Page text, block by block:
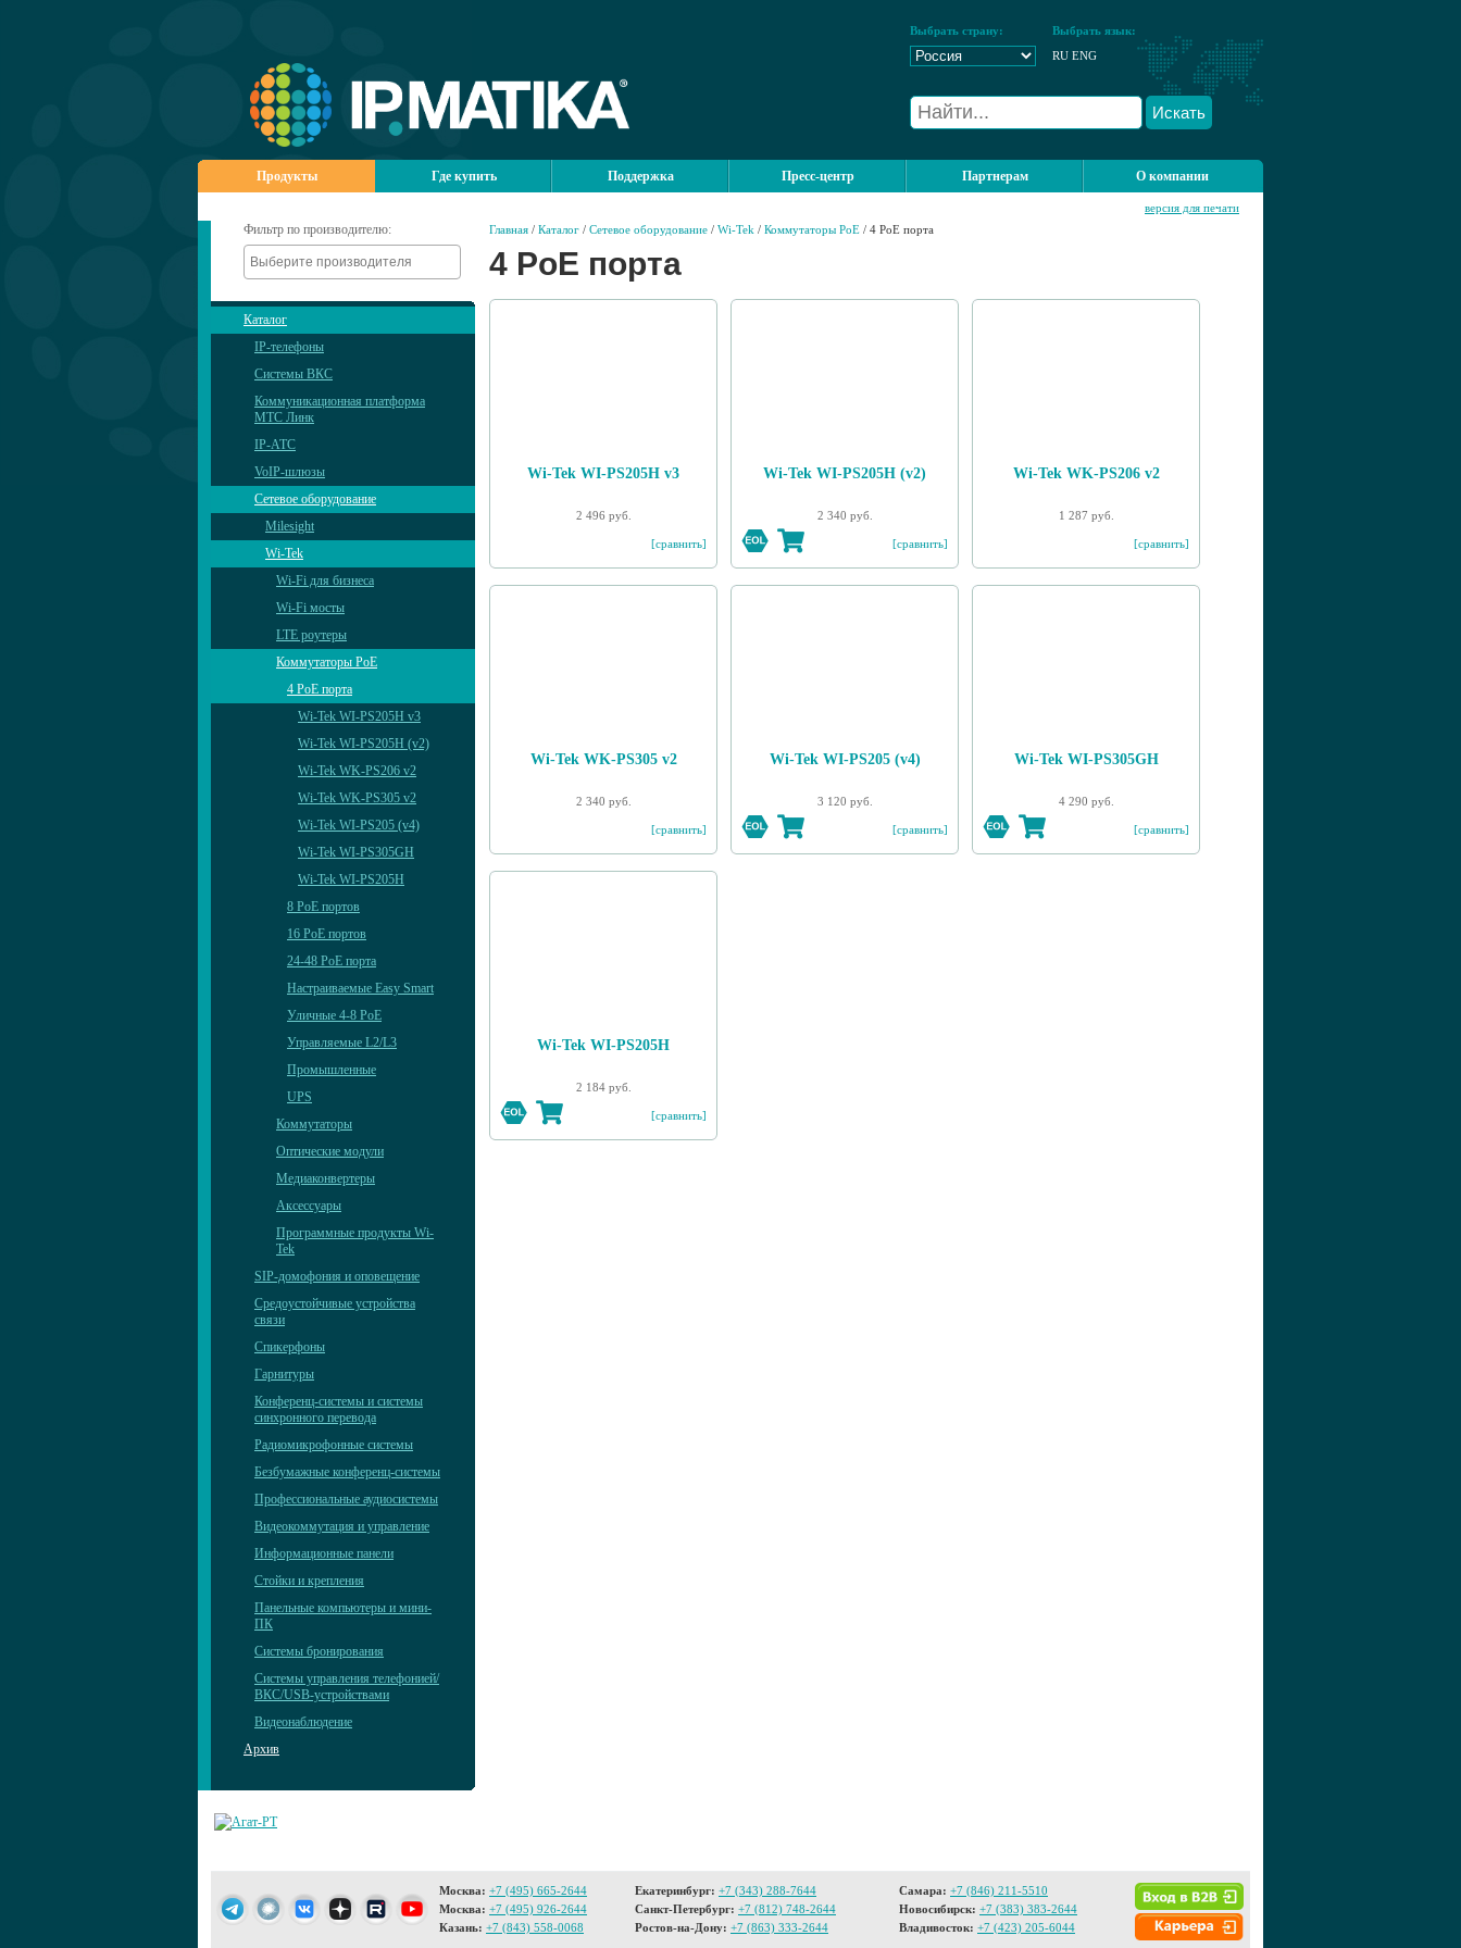
Выбрать страну:
Выбрать язык:
RU ENG
Искать
Продукты Где купить Поддержка Пресс-центр Партнерам О компании
Фильтр по производителю:
Каталог
IP-телефоны
Системы ВКС
Коммуникационная платформа
МТС Линк
IP-АТС
VoIP-шлюзы
Сетевое оборудование
Milesight
Wi-Tek
Wi-Fi для бизнеса
Wi-Fi мосты
LTE роутеры
Коммутаторы PoE
4 PoE порта
Wi-Tek WI-PS205H v3
Wi-Tek WI-PS205H (v2)
Wi-Tek WK-PS206 v2
Wi-Tek WK-PS305 v2
Wi-Tek WI-PS205 (v4)
Wi-Tek WI-PS305GH
Wi-Tek WI-PS205H
8 PoE портов
16 PoE портов
24-48 PoE порта
Настраиваемые Easy Smart
Уличные 4-8 PoE
Управляемые L2/L3
Промышленные
UPS
Коммутаторы
Оптические модули
Медиаконвертеры
Аксессуары
Программные продукты Wi-
Tek
SIP-домофония и оповещение
Средоустойчивые устройства
связи
Спикерфоны
Гарнитуры
Конференц-системы и системы
синхронного перевода
Радиомикрофонные системы
Безбумажные конференц-системы
Профессиональные аудиосистемы
Видеокоммутация и управление
Информационные панели
Стойки и крепления
Панельные компьютеры и мини-
ПК
Системы бронирования
Системы управления телефонией/
ВКС/USB-устройствами
Видеонаблюдение
Архив
Главная / Каталог / Сетевое оборудование / Wi-Tek / Коммутаторы PoE / 4 PoE порта
версия для печати
4 PoE порта
Wi-Tek WI-PS205H v3
2 496 руб.
[сравнить]
Wi-Tek WI-PS205H (v2)
2 340 руб.
[сравнить]
Wi-Tek WK-PS206 v2
1 287 руб.
[сравнить]
Wi-Tek WK-PS305 v2
2 340 руб.
[сравнить]
Wi-Tek WI-PS205 (v4)
3 120 руб.
[сравнить]
Wi-Tek WI-PS305GH
4 290 руб.
[сравнить]
Wi-Tek WI-PS205H
2 184 руб.
[сравнить]
Москва: +7 (495) 665-2644
Москва: +7 (495) 926-2644
Казань: +7 (843) 558-0068
Екатеринбург: +7 (343) 288-7644
Санкт-Петербург: +7 (812) 748-2644
Ростов-на-Дону: +7 (863) 333-2644
Самара: +7 (846) 211-5510
Новосибирск: +7 (383) 383-2644
Владивосток: +7 (423) 205-6044